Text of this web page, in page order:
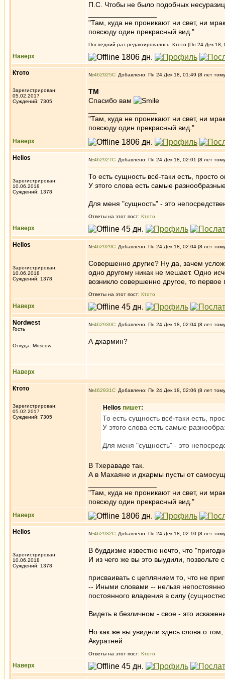
П.С. Чтобы не было подобных
"Там, куда не проникают ни свет, ни
повсюду один прекрасный вид."
Последний раз редактировалось: Ктото (Пн 24 Дек 18,
Наверх
Ктото
Зарегистрирован:
05.02.2017
Суждений: 7305
№462925 Добавлено: Пн 24 Дек 18, 01:49 (8 лет
ТМ
Спасибо вам
"Там, куда не проникают ни свет, ни
повсюду один прекрасный вид."
Наверх
Helios
Зарегистрирован:
10.06.2018
Суждений: 1378
№462927 Добавлено: Пн 24 Дек 18, 02:01 (8 лет
То есть сущность всё-таки есть, просто
У этого слова есть самые
Для меня "сущность" - это
Ответы на этот пост: Ктото
Наверх
Helios
Зарегистрирован:
10.06.2018
Суждений: 1378
№462929 Добавлено: Пн 24 Дек 18, 02:04 (8 лет
Совершенно другие? Ну да, зачем
одно другому никак не мешает. Одно
возникло совершенно другое, то
Ответы на этот пост: Ктото
Наверх
Nordwest
Гость
Откуда: Moscow
№462930 Добавлено: Пн 24 Дек 18, 02:04 (8 лет
А дхармин?
Наверх
Ктото
Зарегистрирован:
05.02.2017
Суждений: 7305
№462931 Добавлено: Пн 24 Дек 18, 02:06 (8 лет
Helios пишет:
То есть сущность всё-таки есть,
У этого слова есть самые
Для меня "сущность" - это
В Тхераваде так.
А в Махаяне и дхармы пусты от
"Там, куда не проникают ни свет, ни
повсюду один прекрасный вид."
Наверх
Helios
Зарегистрирован:
10.06.2018
Суждений: 1378
№462932 Добавлено: Пн 24 Дек 18, 02:10 (8 лет
В буддизме известно нечто, что
И из чего же вы это выудили, позвольте
присваивать с цеплянием то, что не
-- Иными словами -- нельзя
постоянного владения в силу
Видеть в безличном - свое - это
Но как же вы увидели здесь слова о
Акуратней
Ответы на этот пост: Ктото
Наверх